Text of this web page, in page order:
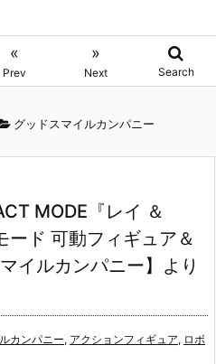
«
Prev
»
Next Search
グッドスマイルカンパニー
MODE『レイ ＆
ド 可動フィギュア＆
イルカンパニー】より
カンパニー, アクションフィギュア, ロボ